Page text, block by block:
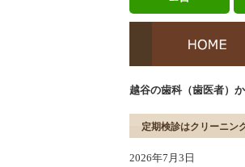
越谷の歯科（歯医者）
定期検診はクリーニン
2026年7月3日